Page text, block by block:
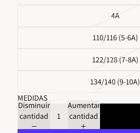
4A
110/116 (5-6A)
122/128 (7-8A)
134/140 (9-10A)
MEDIDAS
Disminuir
cantidad
Aumentar
cantidad